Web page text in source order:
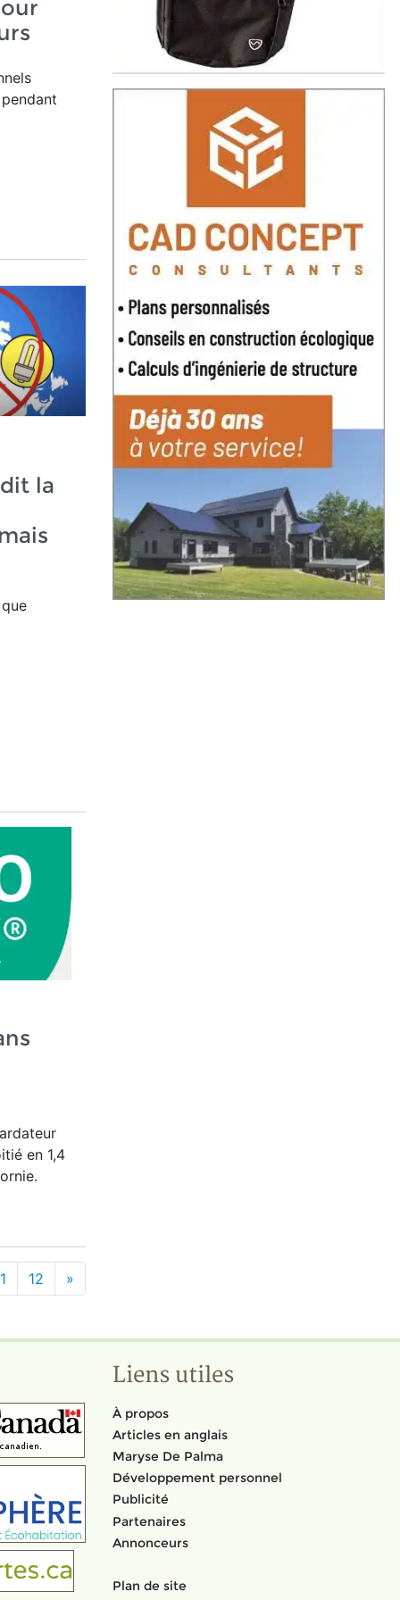
la
en 1,4
12 »
Liens utiles
À propos
Articles en anglais
Maryse De Palma
Développement personnel
Publicité
Partenaires
Annonceurs
Plan de site